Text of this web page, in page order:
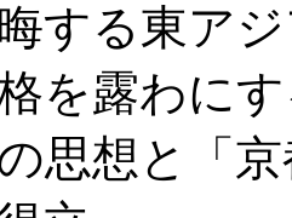
する東ア
を露わに
思想と「